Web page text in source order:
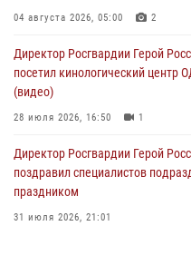
В Москве росгвардейцы
08 августа 2026, 06:32 1
04 августа 2026, 05:00 2
Директор Росгвардии Герой
посетил кинологический
(видео)
28 июля 2026, 16:50 1
Директор Росгвардии Герой
поздравил специалистов
праздником
31 июля 2026, 21:01